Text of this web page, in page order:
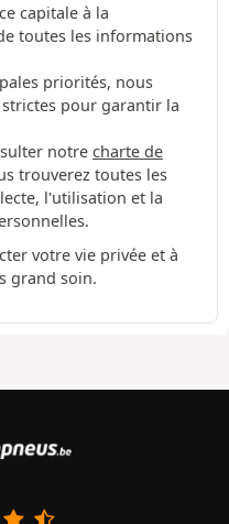
capitale à la
toutes les informations
priorités, nous
pour garantir la
notre charte de
trouverez toutes les
l'utilisation et la
votre vie privée et à
grand soin.